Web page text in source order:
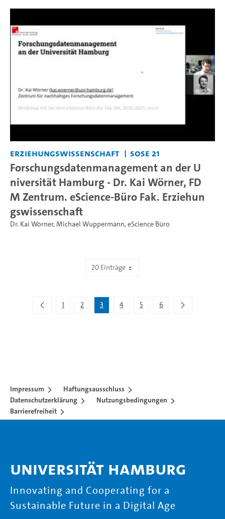
Erziehungswissenschaft SoSe 21
Forschungsdatenmanagement an der U
niversität Hamburg - Dr. Kai Wörner, FD
M Zentrum. eScience-Büro Fak. Erziehun
gswissenschaft
Dr. Kai Wörner,Michael Wuppermann,eScience Büro
20 Einträge
1 2 3 4 5 6
Impressum
Haftungsausschluss
Datenschutzerklärung
Nutzungsbedingungen
Barrierefreiheit
Universität Hamburg
Innovating and Cooperating for a
Sustainable Future in a Digital Age